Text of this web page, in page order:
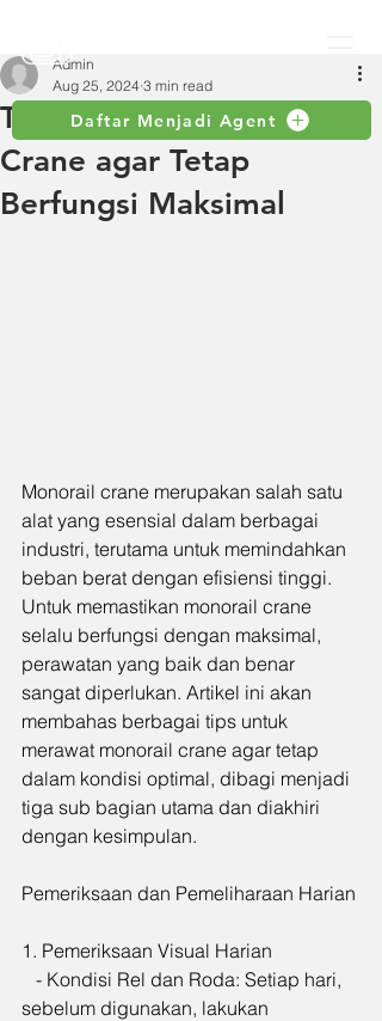
Daftar Menjadi Agent
Tips Merawat Monorail
Crane agar Tetap
Berfungsi Maksimal
Admin
Aug 25, 2024 3 min read
Monorail crane merupakan salah satu
alat yang esensial dalam berbagai
industri, terutama untuk memindahkan
beban berat dengan efisiensi tinggi.
Untuk memastikan monorail crane
selalu berfungsi dengan maksimal,
perawatan yang baik dan benar
sangat diperlukan. Artikel ini akan
membahas berbagai tips untuk
merawat monorail crane agar tetap
dalam kondisi optimal, dibagi menjadi
tiga sub bagian utama dan diakhiri
dengan kesimpulan.
Pemeriksaan dan Pemeliharaan Harian
1. Pemeriksaan Visual Harian
- Kondisi Rel dan Roda: Setiap hari,
sebelum digunakan, lakukan